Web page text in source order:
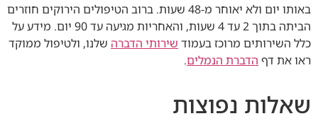
באותו יום ולא יאוחר מ-48 שעות. ברוב הטיפולים הירוקים חוזרים
הביתה בתוך 2 עד 4 שעות, והאחריות מגיעה עד 90 יום. מידע על
כלל השירותים מרוכז בעמוד שירותי הדברה שלנו, ולטיפול ממוקד
ראו את דף הדברת הנמלים.
שאלות נפוצות